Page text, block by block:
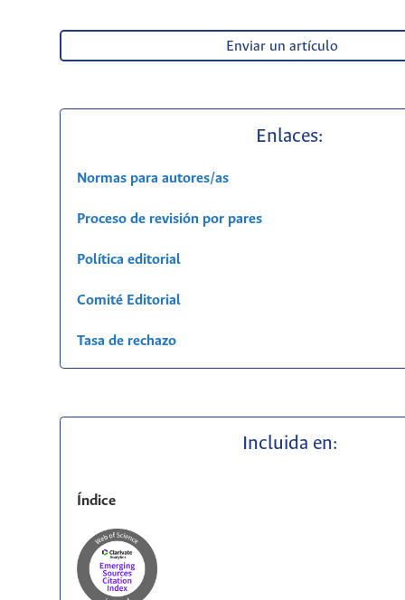
Enviar un artículo
Enlaces:
Normas para autores/as
Proceso de revisión por pares
Política editorial
Comité Editorial
Tasa de rechazo
Incluida en:
Índice